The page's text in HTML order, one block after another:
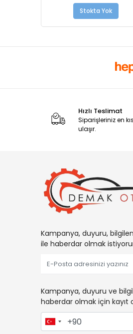
Stokta Yok
Hızlı Teslimat
Siparişleriniz en
ulaşır.
Kampanya, duyuru,
ile haberdar olmak
Kampanya, duyuru ve
haberdar olmak için kayıt